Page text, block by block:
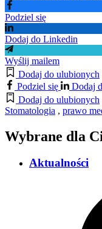
Podziel się
Dodaj do Linkedin
Wyślij mailem
Dodaj do ulubionych
Podziel się
Dodaj
Dodaj do ulubionych
Stomatologia , prawo
Wybrane dla
Aktualności